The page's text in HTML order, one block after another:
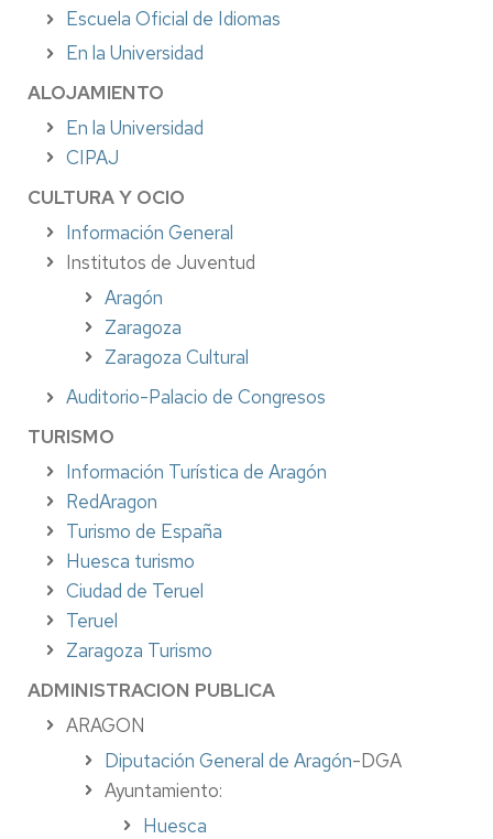
Escuela Oficial de Idiomas
En la Universidad
ALOJAMIENTO
En la Universidad
CIPAJ
CULTURA Y OCIO
Información General
Institutos de Juventud
Aragón
Zaragoza
Zaragoza Cultural
Auditorio-Palacio de Congresos
TURISMO
Información Turística de Aragón
RedAragon
Turismo de España
Huesca turismo
Ciudad de Teruel
Teruel
Zaragoza Turismo
ADMINISTRACION PUBLICA
ARAGON
Diputación General de Aragón-DGA
Ayuntamiento:
Huesca